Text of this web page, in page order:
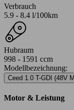
Verbrauch
5.9 - 8.4 l/100km
Hubraum
998 - 1591 ccm
Modellbezeichnung:
Ceed 1.0 T-GDI (48V
Motor & Leistung